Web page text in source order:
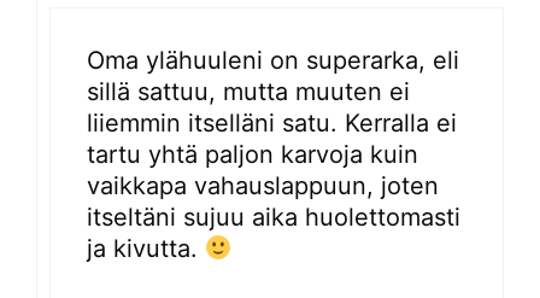
Oma ylähuuleni on superarka, eli
sillä sattuu, mutta muuten ei
liiemmin itselläni satu. Kerralla ei
tartu yhtä paljon karvoja kuin
vaikkapa vahauslappuun, joten
itseltäni sujuu aika huolettomasti
ja kivutta.